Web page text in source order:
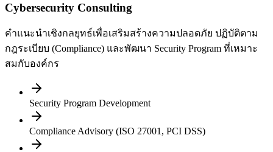
Cybersecurity Consulting
คำแนะนำเชิงกลยุทธ์เพื่อเสริมสร้างความปลอดภัย ปฏิบัติตาม
กฎระเบียบ (Compliance) และพัฒนา Security Program ที่เหมาะ
สมกับองค์กร
Security Program Development
Compliance Advisory (ISO 27001, PCI DSS)